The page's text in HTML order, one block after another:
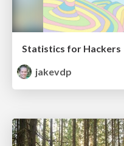
Statistics for Hackers
jakevdp